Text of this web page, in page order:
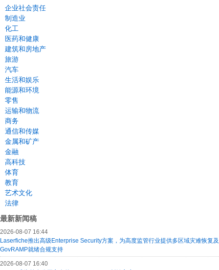
企业社会责任
制造业
化工
医药和健康
建筑和房地产
旅游
汽车
生活和娱乐
能源和环境
零售
运输和物流
商务
通信和传媒
金属和矿产
金融
高科技
体育
教育
艺术文化
法律
最新新闻稿
2026-08-07 16:44
Laserfiche推出高级Enterprise Security方案，为高度监管行业提供多区域灾难恢复及
GovRAMP就绪合规支持
2026-08-07 16:40